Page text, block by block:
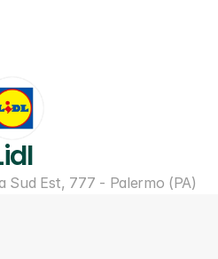
Sud Est, 777 - Palermo (PA)